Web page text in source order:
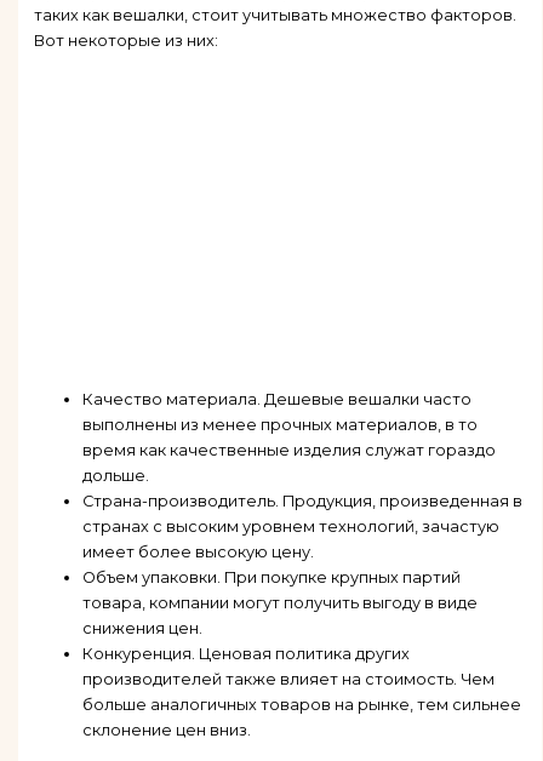
таких как вешалки, стоит учитывать множество факторов.
Вот некоторые из них:
Качество материала. Дешевые вешалки часто
выполнены из менее прочных материалов, в то
время как качественные изделия служат гораздо
дольше.
Страна-производитель. Продукция, произведенная в
странах с высоким уровнем технологий, зачастую
имеет более высокую цену.
Объем упаковки. При покупке крупных партий
товара, компании могут получить выгоду в виде
снижения цен.
Конкуренция. Ценовая политика других
производителей также влияет на стоимость. Чем
больше аналогичных товаров на рынке, тем сильнее
склонение цен вниз.